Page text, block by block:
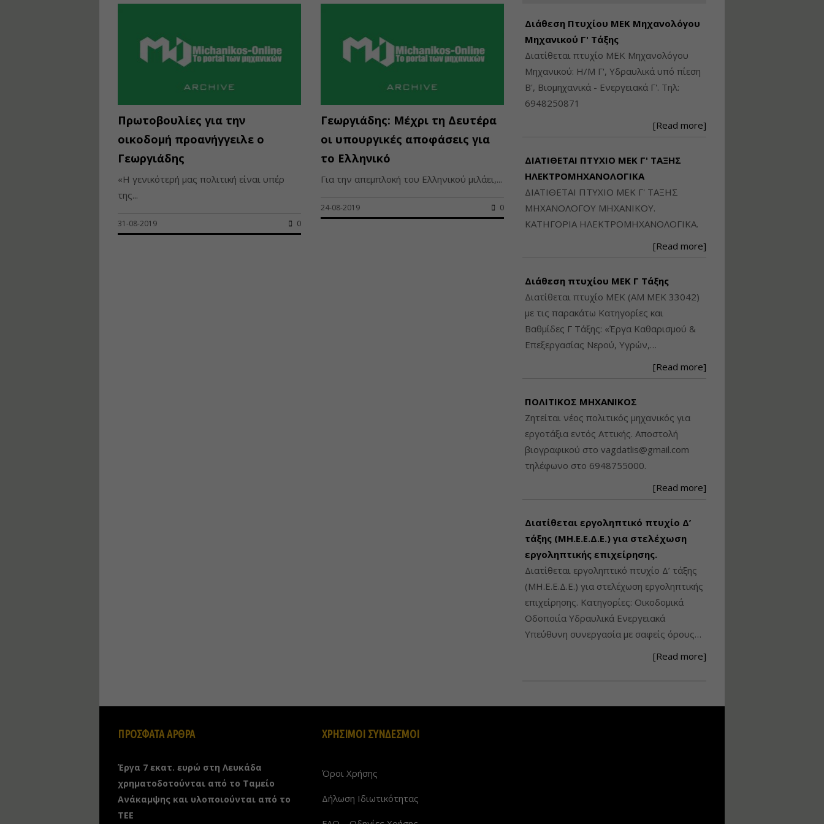
Πρωτοβουλίες για την
οικοδομή προανήγγειλε ο
Γεωργιάδης
«Η γενικότερή μας πολιτική είναι υπέρ
της...
31-08-2019 0
Γεωργιάδης: Μέχρι τη Δευτέρα
οι υπουργικές αποφάσεις για
το Ελληνικό
Για την απεμπλοκή του Ελληνικού μιλάει,...
24-08-2019 0
Διάθεση Πτυχίου ΜΕΚ Μηχανολόγου
Μηχανικού Γ' Τάξης
Διατίθεται πτυχίο ΜΕΚ Μηχανολόγου
Μηχανικού: Η/Μ Γ', Υδραυλικά υπό πίεση
Β', Βιομηχανικά - Ενεργειακά Γ'. Τηλ:
6948250871
[Read more]
ΔΙΑΤΙΘΕΤΑΙ ΠΤΥΧΙΟ ΜΕΚ Γ' ΤΑΞΗΣ
ΗΛΕΚΤΡΟΜΗΧΑΝΟΛΟΓΙΚΑ
ΔΙΑΤΙΘΕΤΑΙ ΠΤΥΧΙΟ ΜΕΚ Γ' ΤΑΞΗΣ
ΜΗΧΑΝΟΛΟΓΟΥ ΜΗΧΑΝΙΚΟΥ.
ΚΑΤΗΓΟΡΙΑ ΗΛΕΚΤΡΟΜΗΧΑΝΟΛΟΓΙΚΑ.
[Read more]
Διάθεση πτυχίου ΜΕΚ Γ Τάξης
Διατίθεται πτυχίο ΜΕΚ (ΑΜ ΜΕΚ 33042)
με τις παρακάτω Κατηγορίες και
Βαθμίδες Γ Τάξης: «Έργα Καθαρισμού &
Επεξεργασίας Νερού, Υγρών,…
[Read more]
ΠΟΛΙΤΙΚΟΣ ΜΗΧΑΝΙΚΟΣ
Ζητείται νέος πολιτικός μηχανικός για
εργοτάξια εντός Αττικής. Αποστολή
βιογραφικού στο vagdatlis@gmail.com
τηλέφωνο στο 6948755000.
[Read more]
Διατίθεται εργοληπτικό πτυχίο Δ’
τάξης (ΜΗ.Ε.Ε.Δ.Ε.) για στελέχωση
εργοληπτικής επιχείρησης.
Διατίθεται εργοληπτικό πτυχίο Δ’ τάξης
(ΜΗ.Ε.Ε.Δ.Ε.) για στελέχωση εργοληπτικής
επιχείρησης. Κατηγορίες: Οικοδομικά
Οδοποιία Υδραυλικά Ενεργειακά
Υπεύθυνη συνεργασία με σαφείς όρους…
[Read more]
ΠΡΟΣΦΑΤΑ ΑΡΘΡΑ
Έργα 7 εκατ. ευρώ στη Λευκάδα
χρηματοδοτούνται από το Ταμείο
Ανάκαμψης και υλοποιούνται από το
ΤΕΕ
ΧΡΗΣΙΜΟΙ ΣΥΝΔΕΣΜΟΙ
Όροι Χρήσης
Δήλωση Ιδιωτικότητας
Αυτοτελούς
Εισηγήτρια:Αναστασία Μητρακάκη
Τιμή από: €140.00
Εισηγήτρια:Γραμματή Μπακλατσή
Διάρκεια: 8 ώρες
τεχνολογίας
Διαχείρισης
Εισηγητής: Στέφανος Τουλόγλου
Εισηγητής: Λάμπρος Κίσσας
Διάρκεια: 6 ώρες
Ανάθεση – Εκτέλεση –
Επίβλεψη Δημοσίων
Έργων με τον
Εισηγητής:
Τιμή από: €220.00
Διάρκεια: 18 ώρες
και τεχνική